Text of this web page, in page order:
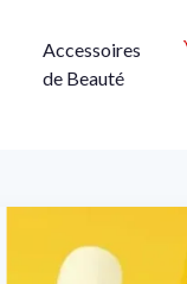
Accessoires
de Beauté